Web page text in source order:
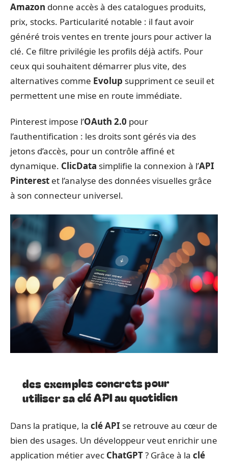
Amazon donne accès à des catalogues produits,
prix, stocks. Particularité notable : il faut avoir
généré trois ventes en trente jours pour activer la
clé. Ce filtre privilégie les profils déjà actifs. Pour
ceux qui souhaitent démarrer plus vite, des
alternatives comme Evolup suppriment ce seuil et
permettent une mise en route immédiate.
Pinterest impose l’OAuth 2.0 pour
l’authentification : les droits sont gérés via des
jetons d’accès, pour un contrôle affiné et
dynamique. ClicData simplifie la connexion à l’API
Pinterest et l’analyse des données visuelles grâce
à son connecteur universel.
des exemples concrets pour
utiliser sa clé API au quotidien
Dans la pratique, la clé API se retrouve au cœur de
bien des usages. Un développeur veut enrichir une
application métier avec ChatGPT? Grâce à la clé